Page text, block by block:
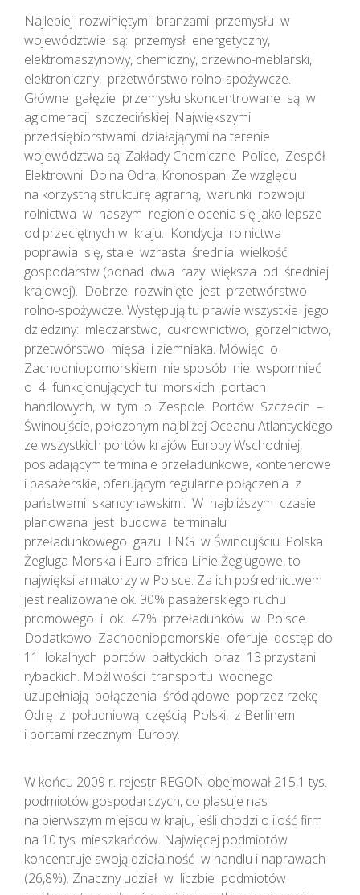
Najlepiej rozwiniętymi branżami przemysłu w
województwie są: przemysł energetyczny,
elektromaszynowy, chemiczny, drzewno-meblarski,
elektroniczny, przetwórstwo rolno-spożywcze.
Główne gałęzie przemysłu skoncentrowane są w
aglomeracji szczecińskiej. Największymi
przedsiębiorstwami, działającymi na terenie
województwa są: Zakłady Chemiczne Police, Zespół
Elektrowni Dolna Odra, Kronospan. Ze względu
na korzystną strukturę agrarną, warunki rozwoju
rolnictwa w naszym regionie ocenia się jako lepsze
od przeciętnych w kraju. Kondycja rolnictwa
poprawia się, stale wzrasta średnia wielkość
gospodarstw (ponad dwa razy większa od średniej
krajowej). Dobrze rozwinięte jest przetwórstwo
rolno-spożywcze. Występują tu prawie wszystkie jego
dziedziny: mleczarstwo, cukrownictwo, gorzelnictwo,
przetwórstwo mięsa i ziemniaka. Mówiąc o
Zachodniopomorskiem nie sposób nie wspomnieć
o 4 funkcjonujących tu morskich portach
handlowych, w tym o Zespole Portów Szczecin –
Świnoujście, położonym najbliżej Oceanu Atlantyckiego
ze wszystkich portów krajów Europy Wschodniej,
posiadającym terminale przeładunkowe, kontenerowe
i pasażerskie, oferującym regularne połączenia z
państwami skandynawskimi. W najbliższym czasie
planowana jest budowa terminalu
przeładunkowego gazu LNG w Świnoujściu. Polska
Żegluga Morska i Euro-africa Linie Żeglugowe, to
najwięksi armatorzy w Polsce. Za ich pośrednictwem
jest realizowane ok. 90% pasażerskiego ruchu
promowego i ok. 47% przeładunków w Polsce.
Dodatkowo Zachodniopomorskie oferuje dostęp do
11 lokalnych portów bałtyckich oraz 13 przystani
rybackich. Możliwości transportu wodnego
uzupełniają połączenia śródlądowe poprzez rzekę
Odrę z południową częścią Polski, z Berlinem
i portami rzecznymi Europy.
W końcu 2009 r. rejestr REGON obejmował 215,1 tys.
podmiotów gospodarczych, co plasuje nas
na pierwszym miejscu w kraju, jeśli chodzi o ilość firm
na 10 tys. mieszkańców. Najwięcej podmiotów
koncentruje swoją działalność w handlu i naprawach
(26,8%). Znaczny udział w liczbie podmiotów